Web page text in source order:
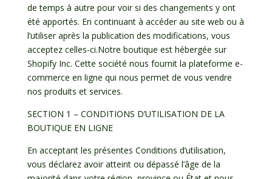
de temps à autre pour voir si des changements y ont
été apportés. En continuant à accéder au site web ou à
l’utiliser après la publication des modifications, vous
acceptez celles-ci.Notre boutique est hébergée sur
Shopify Inc. Cette société nous fournit la plateforme e-
commerce en ligne qui nous permet de vous vendre
nos produits et services.
SECTION 1 – CONDITIONS D’UTILISATION DE LA
BOUTIQUE EN LIGNE
En acceptant les présentes Conditions d’utilisation,
vous déclarez avoir atteint ou dépassé l’âge de la